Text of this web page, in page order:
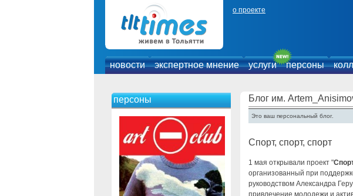
о проекте
новости экспертное мнение услуги персоны
персоны Блог им.
Это ваш персональный блог.
Спорт, спорт, спорт
1 мая открывали проект "
организованный при
руководством Александра
привлечение молодежи и